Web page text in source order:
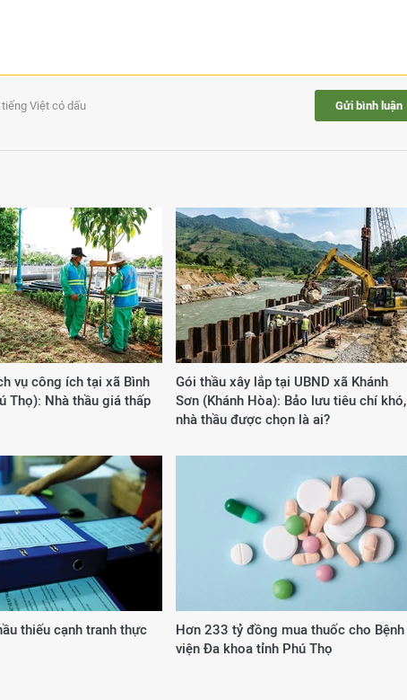
Việt có dấu Gửi bình luận
vụ công ích tại xã Bình
Thọ): Nhà thầu giá thấp
Gói thầu xây lắp tại UBND xã Khánh
Sơn (Khánh Hòa): Bảo lưu tiêu chí khó,
nhà thầu được chọn là ai?
thiếu cạnh tranh thực
Hơn 233 tỷ đồng mua thuốc cho Bệnh
viện Đa khoa tỉnh Phú Thọ